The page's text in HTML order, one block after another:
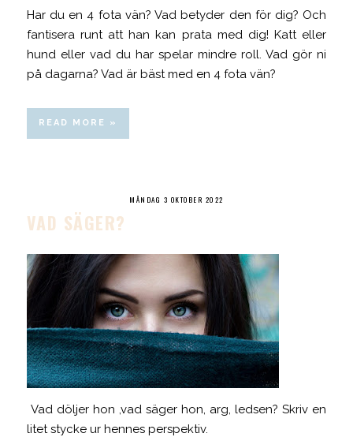
Har du en 4 fota vän? Vad betyder den för dig? Och
fantisera runt att han kan prata med dig! Katt eller
hund eller vad du har spelar mindre roll. Vad gör ni
på dagarna? Vad är bäst med en 4 fota vän?
READ MORE »
MÅNDAG 3 OKTOBER 2022
VAD SÄGER?
Vad döljer hon ,vad säger hon, arg, ledsen? Skriv en
litet stycke ur hennes perspektiv.